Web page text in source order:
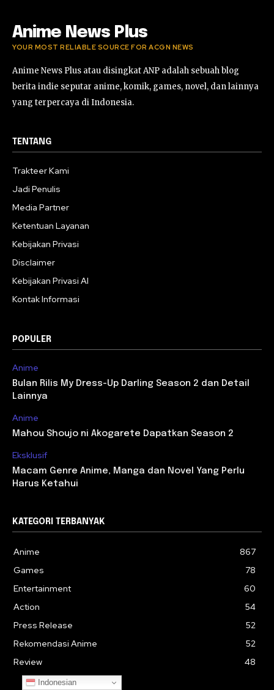
Anime News Plus
YOUR MOST RELIABLE SOURCE FOR ACGN NEWS
Anime News Plus atau disingkat ANP adalah sebuah blog
berita indie seputar anime, komik, games, novel, dan lainnya
yang terpercaya di Indonesia.
TENTANG
Trakteer Kami
Jadi Penulis
Media Partner
Ketentuan Layanan
Kebijakan Privasi
Disclaimer
Kebijakan Privasi AI
Kontak Informasi
POPULER
Anime
Bulan Rilis My Dress-Up Darling Season 2 dan Detail
Lainnya
Anime
Mahou Shoujo ni Akogarete Dapatkan Season 2
Eksklusif
Macam Genre Anime, Manga dan Novel Yang Perlu
Harus Ketahui
KATEGORI TERBANYAK
Anime
867
Games
78
Entertainment
60
Action
54
Press Release
52
Rekomendasi Anime
52
Review
48
Indonesian